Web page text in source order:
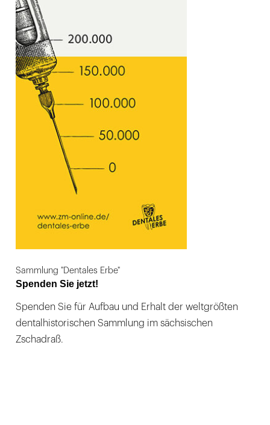
Sammlung "Dentales Erbe"
Spenden Sie jetzt!
Spenden Sie für Aufbau und Erhalt der weltgrößten
dentalhistorischen Sammlung im sächsischen
Zschadraß.